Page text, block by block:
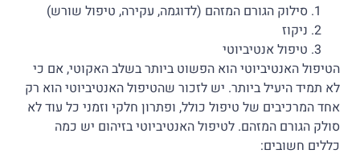
סילוק הגורם המזהם (לדוגמה, עקירה, טיפול שורש)
ניקוז
טיפול אנטיביוטי
הטיפול האנטיביוטי הוא הפשוט ביותר בשלב האקוטי, אם כי
לא תמיד היעיל ביותר. יש לזכור שהטיפול האנטיביוטי הוא רק
אחד המרכיבים של טיפול כולל, ופתרון חלקי וזמני כל עוד לא
סולק הגורם המזהם. לטיפול האנטיביוטי בזיהום יש כמה
כללים חשובים: